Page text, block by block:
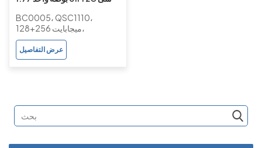
دى ام ايه بار ميزة الهاتف مع
شرائح QSC1110
BC0005، QSC1110،
128+256 ميجابايت،
Brew3.1.5
عرض التفاصيل